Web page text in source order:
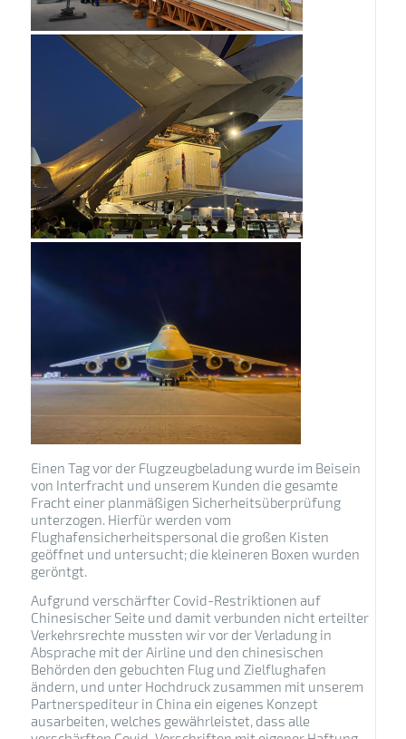
Einen Tag vor der Flugzeugbeladung wurde im Beisein
von Interfracht und unserem Kunden die gesamte
Fracht einer planmäßigen Sicherheitsüberprüfung
unterzogen. Hierfür werden vom
Flughafensicherheitspersonal die großen Kisten
geöffnet und untersucht; die kleineren Boxen wurden
geröntgt.
Aufgrund verschärfter Covid-Restriktionen auf
Chinesischer Seite und damit verbunden nicht erteilter
Verkehrsrechte mussten wir vor der Verladung in
Absprache mit der Airline und den chinesischen
Behörden den gebuchten Flug und Zielflughafen
ändern, und unter Hochdruck zusammen mit unserem
Partnerspediteur in China ein eigenes Konzept
ausarbeiten, welches gewährleistet, dass alle